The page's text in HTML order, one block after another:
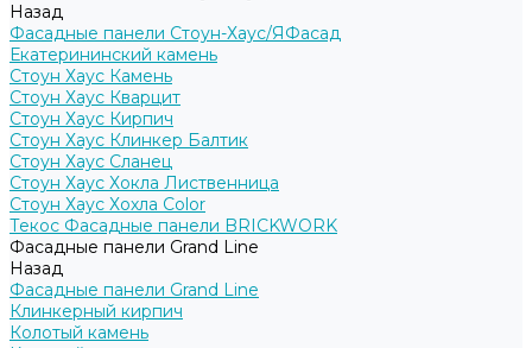
Назад
Фасадные панели Стоун-Хаус/ЯФасад
Екатерининский камень
Стоун Хаус Камень
Стоун Хаус Кварцит
Стоун Хаус Кирпич
Стоун Хаус Клинкер Балтик
Стоун Хаус Сланец
Стоун Хаус Хокла Лиственница
Стоун Хаус Хохла Color
Текос Фасадные панели BRICKWORK
Фасадные панели Grand Line
Назад
Фасадные панели Grand Line
Клинкерный кирпич
Колотый камень